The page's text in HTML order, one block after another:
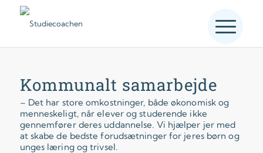
Kommunalt samarbejde
– Det har store omkostninger, både økonomisk og
menneskeligt, når elever og studerende ikke
gennemfører deres uddannelse. Vi hjælper jer med
at skabe de bedste forudsætninger for jeres børn og
unges læring og trivsel.